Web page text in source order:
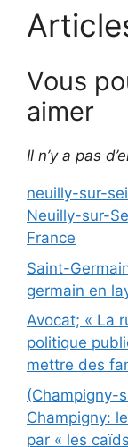
Vous
aimer
Il n’y a pas
neuilly-sur-
Neuilly-sur-
France
Saint-
germain en
Avocat; « La
politique
mettre des
(Champigny-
Champigny:
par « les